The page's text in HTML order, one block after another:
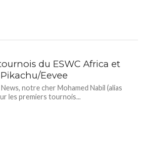
du ESWC Africa et
Eevee
notre cher Mohamed Nabil (alias
les premiers tournois...